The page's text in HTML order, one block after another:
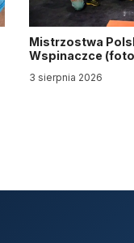
Mistrzostwa
Wspinaczce
3 sierpnia 2026